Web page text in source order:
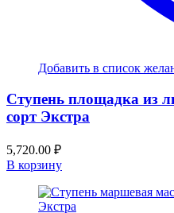
Добавить в список
Ступень площадка из
сорт Экстра
5,720.00 ₽
В корзину